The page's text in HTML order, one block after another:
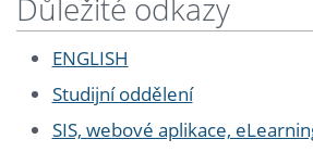
Důležité odkazy
ENGLISH
Studijní oddělení
SIS, webové aplikace,